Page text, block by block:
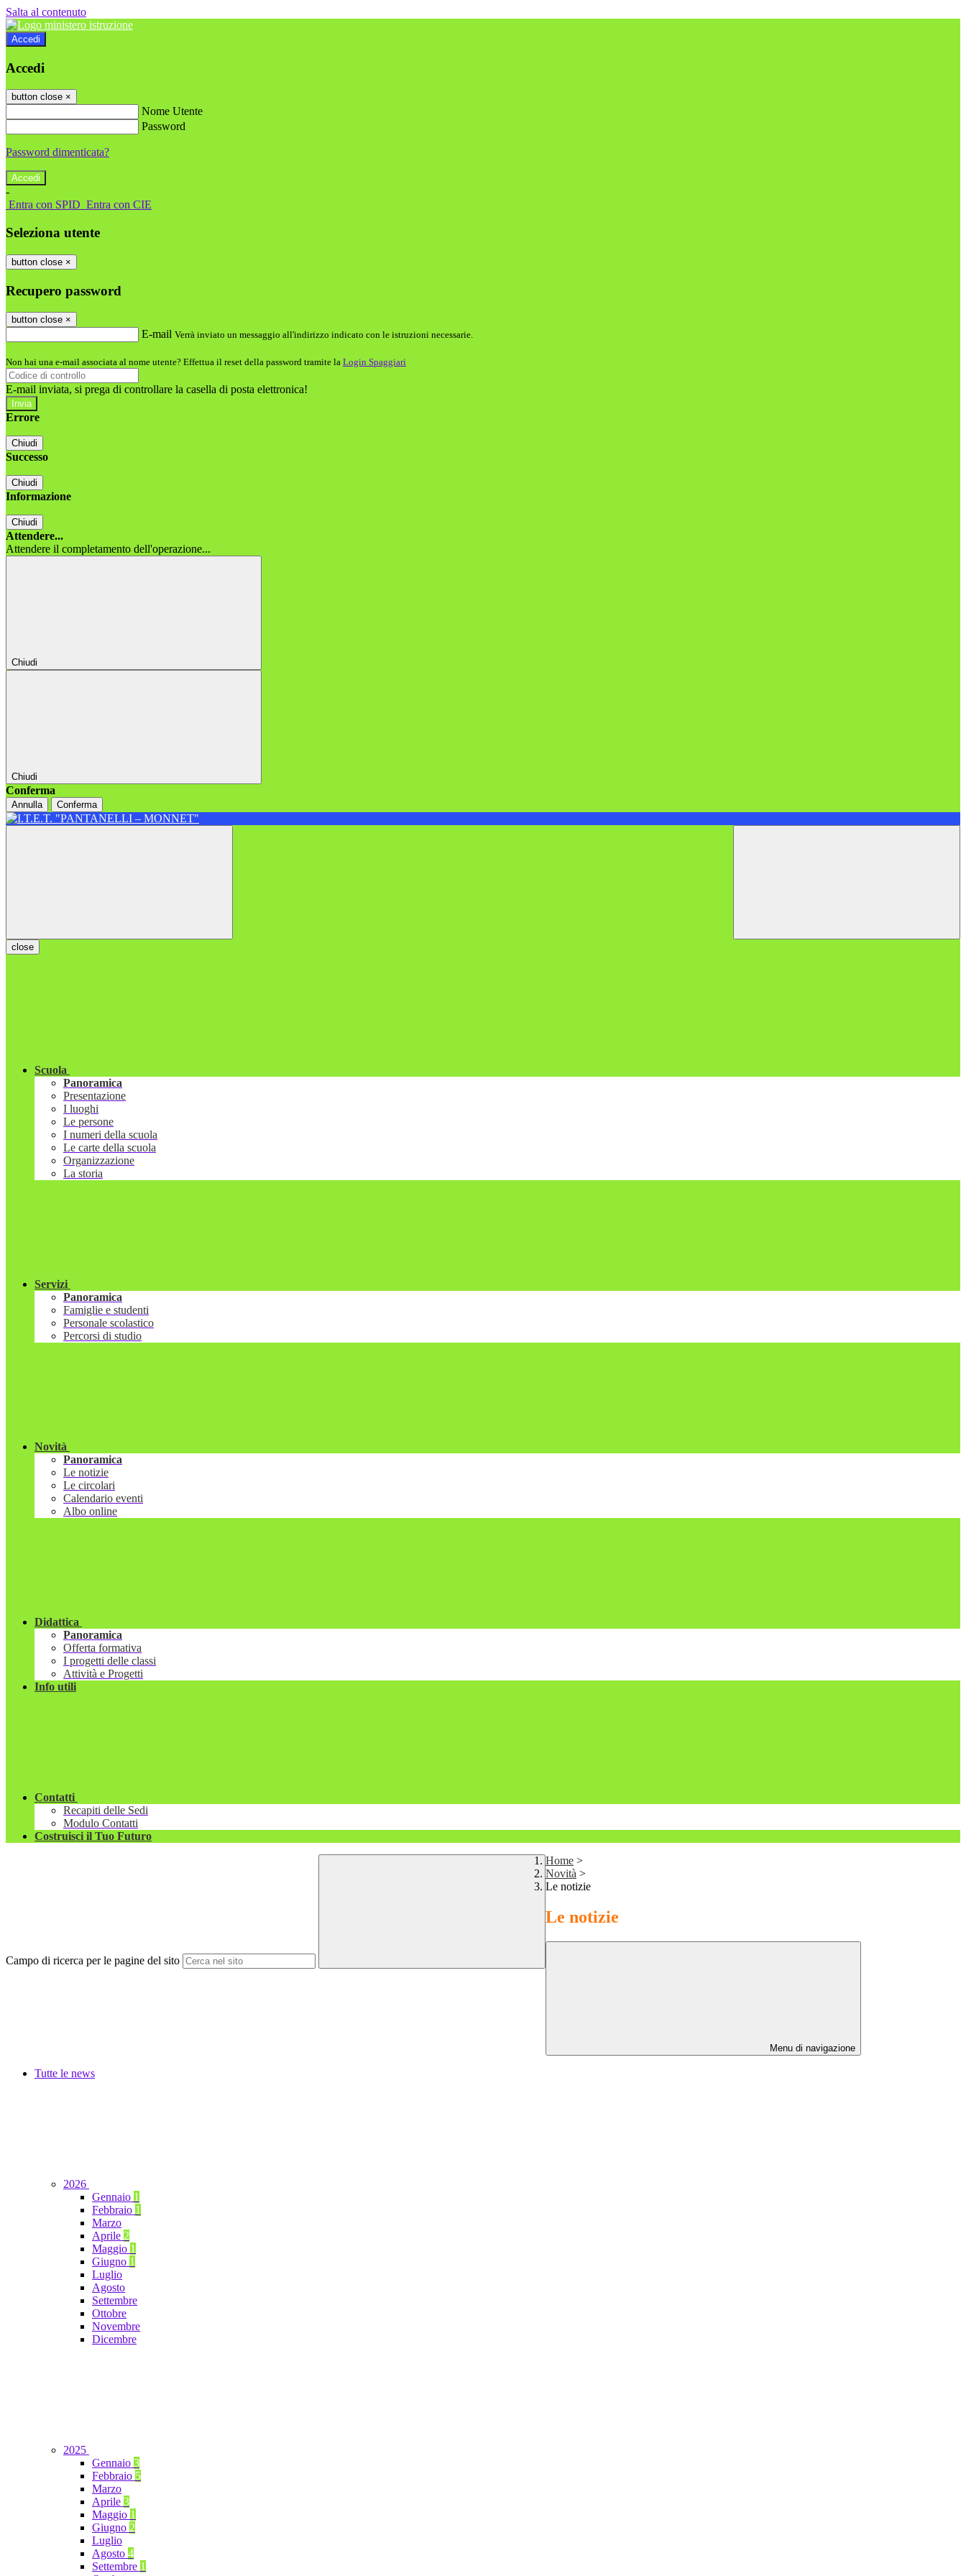
Salta al contenuto
Accedi
Accedi
button close ×
Nome Utente
Password
Password dimenticata?
-
Entra con SPID Entra con CIE
Seleziona utente
button close ×
Recupero password
button close ×
E-mail Verrà inviato un messaggio all'indirizzo indicato con le istruzioni necessarie.
Non hai una e-mail associata al nome utente? Effettua il reset della password tramite la Login Spaggiari
E-mail inviata, si prega di controllare la casella di posta elettronica!
Errore
Chiudi
Successo
Chiudi
Informazione
Chiudi
Attendere...
Attendere il completamento dell'operazione...
Chiudi
Chiudi
Conferma
Annulla Conferma
close
Scuola
Panoramica
Presentazione
I luoghi
Le persone
I numeri della scuola
Le carte della scuola
Organizzazione
La storia
Servizi
Panoramica
Famiglie e studenti
Personale scolastico
Percorsi di studio
Novità
Panoramica
Le notizie
Le circolari
Calendario eventi
Albo online
Didattica
Panoramica
Offerta formativa
I progetti delle classi
Attività e Progetti
Info utili
Contatti
Recapiti delle Sedi
Modulo Contatti
Costruisci il Tuo Futuro
Campo di ricerca per le pagine del sito
Home >
Novità >
Le notizie
Le notizie
Menu di navigazione
Tutte le news
2026
Gennaio 1
Febbraio 1
Marzo
Aprile 2
Maggio 1
Giugno 1
Luglio
Agosto
Settembre
Ottobre
Novembre
Dicembre
2025
Gennaio 3
Febbraio 5
Marzo
Aprile 3
Maggio 1
Giugno 2
Luglio
Agosto 4
Settembre 1